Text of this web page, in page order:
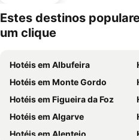
Estes destinos
um clique
Hotéis em Albufeira
Hotéis em Monte Gordo
Hotéis em Figueira da Foz
Hotéis em Algarve
Hotéis em Alentejo